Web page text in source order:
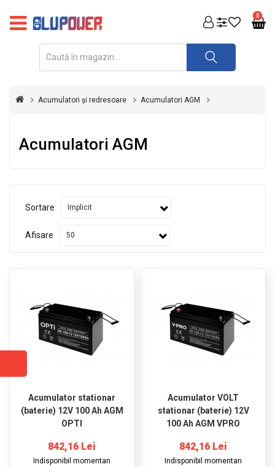
0
FOTOVOLTAICE
REDRESOARE
STABILIZATOARE
ECHIPAMENTE
ELECTRICE
ECHIPAMENTE
PROTECȚIE
Acumulatori și redresoare Acumulatori AGM
Acumulatori AGM
Sortare
Afisare
Acumulator stationar
(baterie) 12V 100 Ah AGM
OPTI
842,16 Lei
Indisponibil momentan
Acumulator VOLT
stationar (baterie) 12V
100 Ah AGM VPRO
842,16 Lei
Indisponibil momentan